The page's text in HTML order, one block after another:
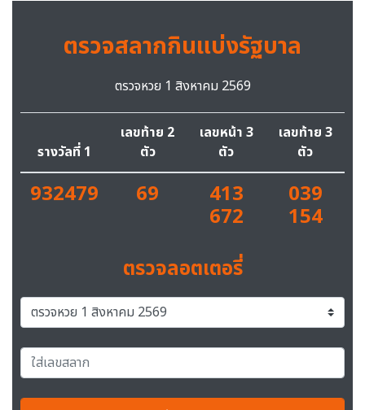
ตรวจสลากกินแบ่งรัฐบาล
ตรวจหวย 1 สิงหาคม 2569
รางวัลที่ 1
เลขท้าย 2
ตัว
เลขหน้า 3
ตัว
เลขท้าย 3
ตัว
932479 69 413
672
039
154
ตรวจลอตเตอรี่